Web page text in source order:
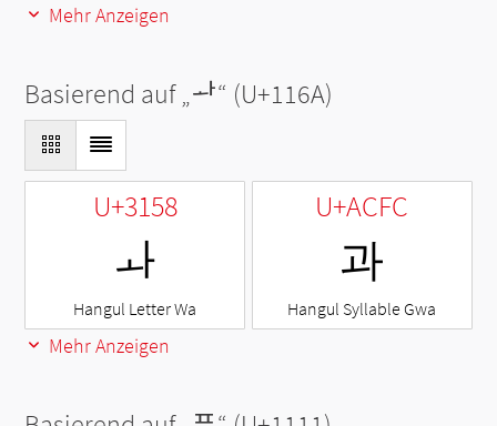
Mehr Anzeigen
Basierend auf „ᅪ“ (U+116A)
U+3158
ㅘ
Hangul Letter Wa
U+ACFC
과
Hangul Syllable Gwa
Mehr Anzeigen